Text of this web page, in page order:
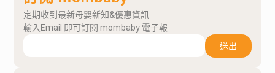
定期收到最新母嬰新知&優惠資訊
輸入Email 即可訂閱 mombaby 電子報
送出